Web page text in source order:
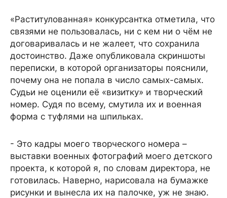
«Раститулованная» конкурсантка отметила, что
связями не пользовалась, ни с кем ни о чём не
договаривалась и не жалеет, что сохранила
достоинство. Даже опубликовала скриншоты
переписки, в которой организаторы пояснили,
почему она не попала в число самых-самых.
Судьи не оценили её «визитку» и творческий
номер. Судя по всему, смутила их и военная
форма с туфлями на шпильках.
- Это кадры моего творческого номера –
выставки военных фотографий моего детского
проекта, к которой я, по словам директора, не
готовилась. Наверно, нарисовала на бумажке
рисунки и вынесла их на палочке, уж не знаю.